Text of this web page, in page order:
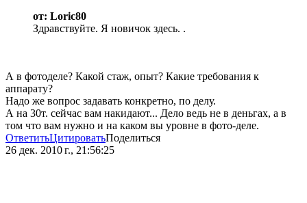
от: Loric80
Здравствуйте. Я новичок здесь. .
А в фотоделе? Какой стаж, опыт? Какие требования к
аппарату?
Надо же вопрос задавать конкретно, по делу.
А на 30т. сейчас вам накидают... Дело ведь не в деньгах, а в
том что вам нужно и на каком вы уровне в фото-деле.
ОтветитьЦитироватьПоделиться
26 дек. 2010 г., 21:56:25